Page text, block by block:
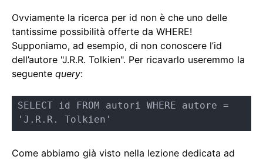
Ovviamente la ricerca per id non è che uno delle
tantissime possibilità offerte da WHERE!
Supponiamo, ad esempio, di non conoscere l’id
dell’autore "J.R.R. Tolkien". Per ricavarlo useremmo la
seguente query:
SELECT id FROM autori WHERE autore =
'J.R.R. Tolkien'
Come abbiamo già visto nella lezione dedicata ad